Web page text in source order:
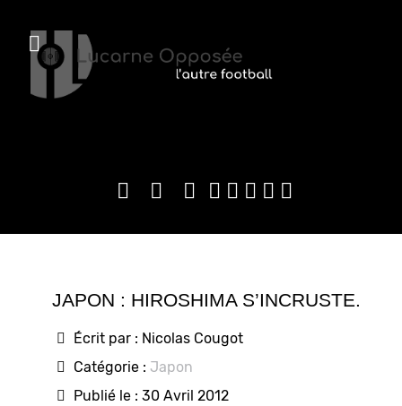
JAPON : HIROSHIMA S’INCRUSTE.
Écrit par : Nicolas Cougot
Catégorie : Japon
Publié le : 30 Avril 2012